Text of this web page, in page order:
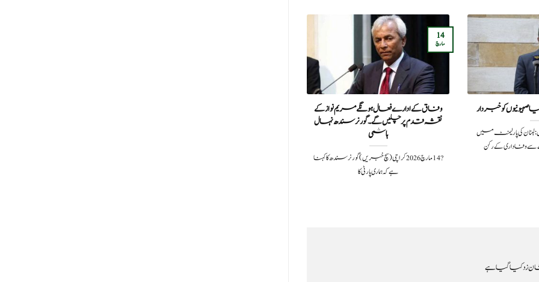
کو خبردار
خبریں: لبنان کی پارلیمنٹ میں
کے رکن
وفاق کے ادارے فعال ہونگے مریم نواز کے
نقشہ قدم پر چلیں گے۔ گورنر سندھ نہال
ہاشمی
?️ 14 مارچ 2026کراچی (سچ خبریں) گورنر سندھ کا کہنا
ہے کہ ہماری پارٹی کا
14
مارچ
زد کیا گیا ہے